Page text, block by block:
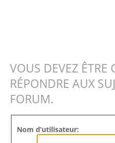
VOUS DEVEZ ÊTRE
RÉPONDRE AUX
FORUM.
Nom d’utilisateur: